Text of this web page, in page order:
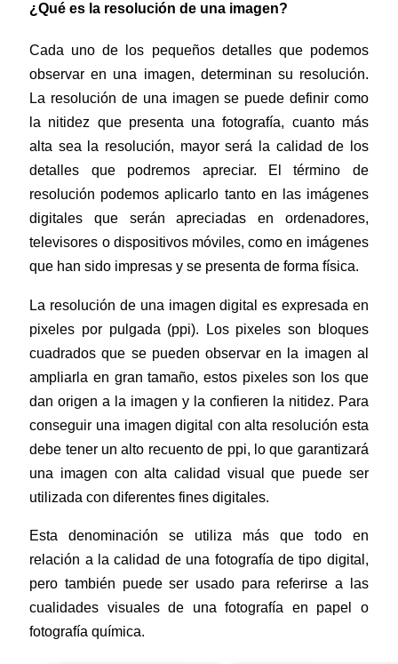
¿Qué es la resolución de una imagen?
Cada uno de los pequeños detalles que podemos
observar en una imagen, determinan su resolución.
La resolución de una imagen se puede definir como
la nitidez que presenta una fotografía, cuanto más
alta sea la resolución, mayor será la calidad de los
detalles que podremos apreciar. El término de
resolución podemos aplicarlo tanto en las imágenes
digitales que serán apreciadas en ordenadores,
televisores o dispositivos móviles, como en imágenes
que han sido impresas y se presenta de forma física.
La resolución de una imagen digital es expresada en
pixeles por pulgada (ppi). Los pixeles son bloques
cuadrados que se pueden observar en la imagen al
ampliarla en gran tamaño, estos pixeles son los que
dan origen a la imagen y la confieren la nitidez. Para
conseguir una imagen digital con alta resolución esta
debe tener un alto recuento de ppi, lo que garantizará
una imagen con alta calidad visual que puede ser
utilizada con diferentes fines digitales.
Esta denominación se utiliza más que todo en
relación a la calidad de una fotografía de tipo digital,
pero también puede ser usado para referirse a las
cualidades visuales de una fotografía en papel o
fotografía química.